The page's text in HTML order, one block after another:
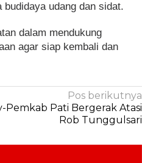
udang dan sidat.
dalam mendukung
agar siap kembali dan
Pos berikutnya
Pemkab Pati Bergerak Atasi
Rob Tunggulsari